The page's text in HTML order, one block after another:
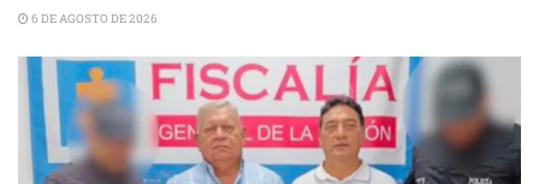
6 DE AGOSTO DE 2026